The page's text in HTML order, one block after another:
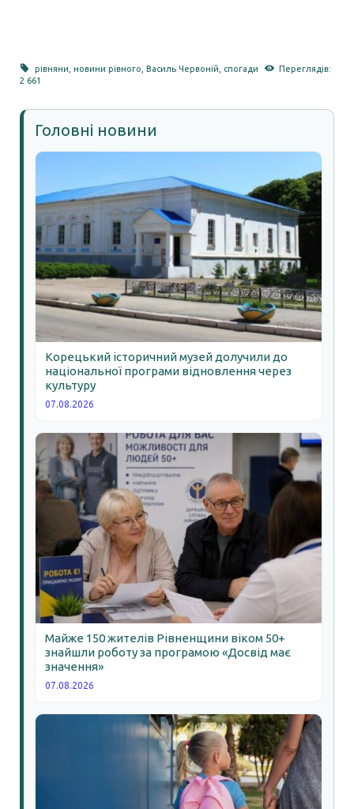
рівняни,новини рівного, Василь Червоній, спогади
Переглядів:
2 661
Головні новини
Корецький історичний музей долучили до
національної програми відновлення через
культуру
07.08.2026
Майже 150 жителів Рівненщини віком 50+
знайшли роботу за програмою «Досвід має
значення»
07.08.2026